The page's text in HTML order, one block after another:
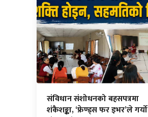
संविधान संशोधनको बहसपत्रमा
शंकैशङ्का, ‘फ्रेण्ड्स फर इभर’ले गर्यो